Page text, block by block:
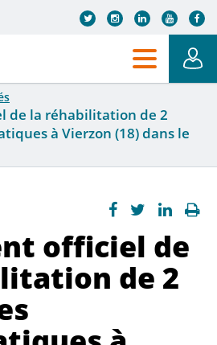
de la réhabilitation de 2
à Vierzon (18) dans le
officiel de
de 2